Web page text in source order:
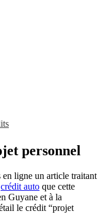
personnel
en ligne un article traitant
crédit auto que cette
Guyane et à la
le crédit “projet